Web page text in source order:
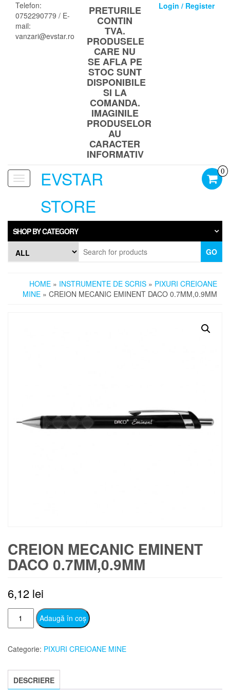
content
Telefon:
0752290779 / E-
mail:
vanzari@evstar.ro
PRETURILE
CONTIN
TVA.
PRODUSELE
CARE NU
SE AFLA PE
STOC SUNT
DISPONIBILE
SI LA
COMANDA.
IMAGINILE
PRODUSELOR
AU
CARACTER
INFORMATIV
Login / Register
Toggle
navigationEVSTAR
STORE
0
SHOP BY CATEGORY
GO
HOME » INSTRUMENTE DE SCRIS » PIXURI CREIOANE
MINE » CREION MECANIC EMINENT DACO 0.7MM,0.9MM
CREION MECANIC EMINENT
DACO 0.7MM,0.9MM
6,12 lei
Cantitate
CREION
EMINENT
0.7MM,0.9MM
Adaugă în coș
Categorie: PIXURI CREIOANE MINE
DESCRIERE